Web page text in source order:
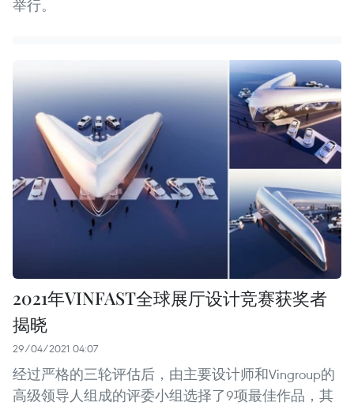
举行。
2021年VINFAST全球展厅设计竞赛获奖者
揭晓
29/04/2021 04:07
经过严格的三轮评估后，由主要设计师和Vingroup的
高级领导人组成的评委小组选择了9项最佳作品，其